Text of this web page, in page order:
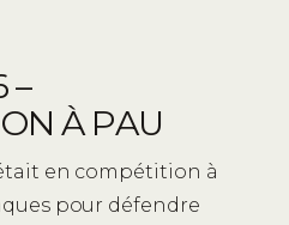
–
À PAU
en compétition à
pour défendre